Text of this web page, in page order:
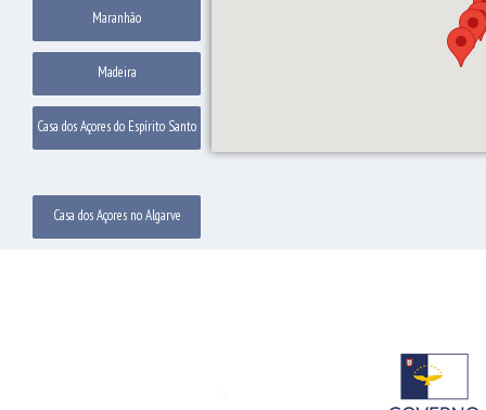
Maranhão
Madeira
Casa dos Açores do Espírito Santo
Casa dos Açores no Algarve